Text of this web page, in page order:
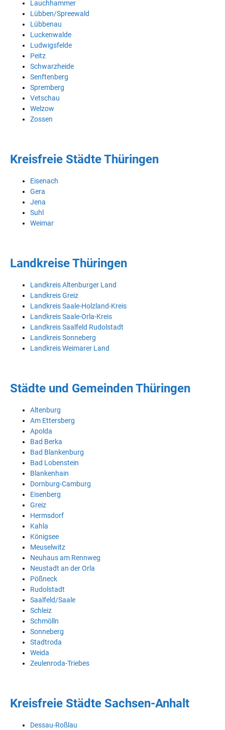
Lauchhammer
Lübben/Spreewald
Lübbenau
Luckenwalde
Ludwigsfelde
Peitz
Schwarzheide
Senftenberg
Spremberg
Vetschau
Welzow
Zossen
Kreisfreie Städte Thüringen
Eisenach
Gera
Jena
Suhl
Weimar
Landkreise Thüringen
Landkreis Altenburger Land
Landkreis Greiz
Landkreis Saale-Holzland-Kreis
Landkreis Saale-Orla-Kreis
Landkreis Saalfeld Rudolstadt
Landkreis Sonneberg
Landkreis Weimarer Land
Städte und Gemeinden Thüringen
Altenburg
Am Ettersberg
Apolda
Bad Berka
Bad Blankenburg
Bad Lobenstein
Blankenhain
Dornburg-Camburg
Eisenberg
Greiz
Hermsdorf
Kahla
Königsee
Meuselwitz
Neuhaus am Rennweg
Neustadt an der Orla
Pößneck
Rudolstadt
Saalfeld/Saale
Schleiz
Schmölln
Sonneberg
Stadtroda
Weida
Zeulenroda-Triebes
Kreisfreie Städte Sachsen-Anhalt
Dessau-Roßlau